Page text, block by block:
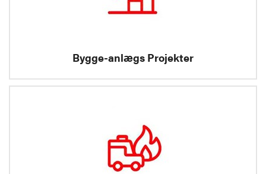
Bygge-anlægs Projekter